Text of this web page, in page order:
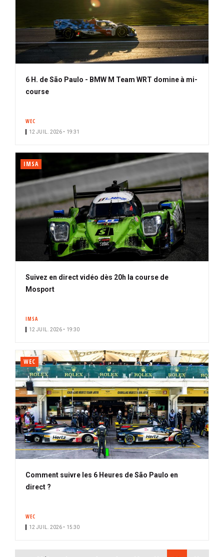
6 H. de São Paulo - BMW M Team WRT domine à mi-
course
WEC
12 JUIL. 2026 • 19:31
IMSA
Suivez en direct vidéo dès 20h la course de
Mosport
IMSA
12 JUIL. 2026 • 19:30
WEC
Comment suivre les 6 Heures de São Paulo en
direct ?
WEC
12 JUIL. 2026 • 15:30